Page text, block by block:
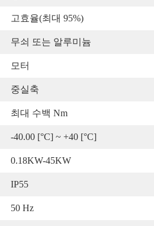
고효율(최대 95%)
무쇠 또는 알루미늄
모터
중실축
최대 수백 Nm
-40.00 [°C] ~ +40 [°C]
0.18KW-45KW
IP55
50 Hz